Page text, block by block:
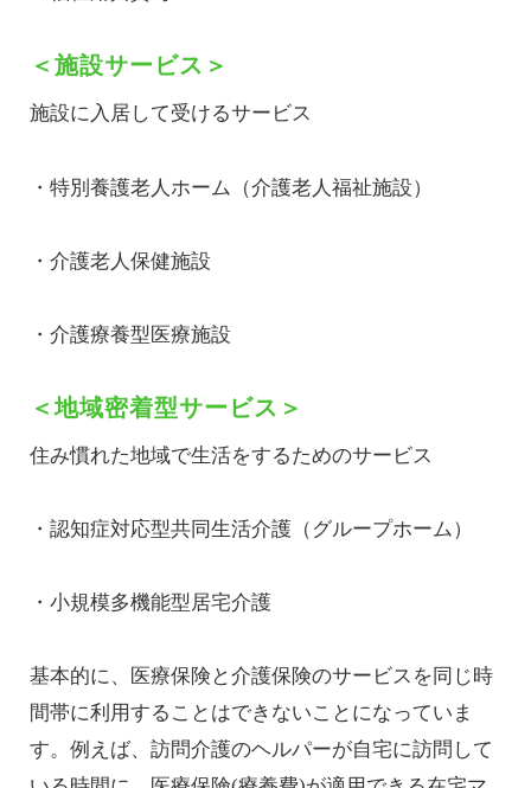
＜施設サービス＞
施設に入居して受けるサービス
・特別養護老人ホーム（介護老人福祉施設）
・介護老人保健施設
・介護療養型医療施設
＜地域密着型サービス＞
住み慣れた地域で生活をするためのサービス
・認知症対応型共同生活介護（グループホーム）
・小規模多機能型居宅介護
基本的に、医療保険と介護保険のサービスを同じ時
間帯に利用することはできないことになっていま
す。例えば、訪問介護のヘルパーが自宅に訪問して